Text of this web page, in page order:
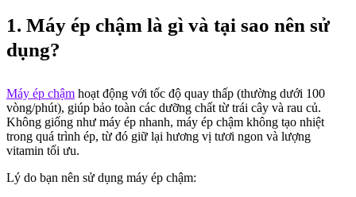
1. Máy ép chậm là gì và tại sao nên sử
dụng?
Máy ép chậm hoạt động với tốc độ quay thấp (thường dưới 100
vòng/phút), giúp bảo toàn các dưỡng chất từ trái cây và rau củ.
Không giống như máy ép nhanh, máy ép chậm không tạo nhiệt
trong quá trình ép, từ đó giữ lại hương vị tươi ngon và lượng
vitamin tối ưu.
Lý do bạn nên sử dụng máy ép chậm: